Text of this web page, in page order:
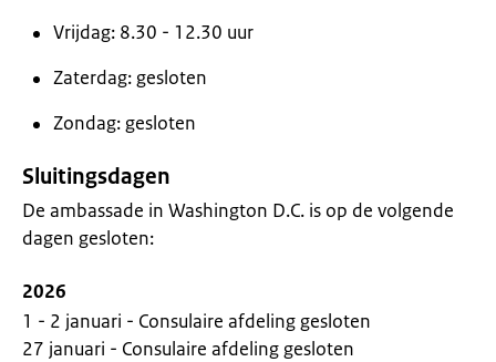
Vrijdag: 8.30 - 12.30 uur
Zaterdag: gesloten
Zondag: gesloten
Sluitingsdagen
De ambassade in Washington D.C. is op de volgende
dagen gesloten:
2026
1 - 2 januari - Consulaire afdeling gesloten
27 januari - Consulaire afdeling gesloten